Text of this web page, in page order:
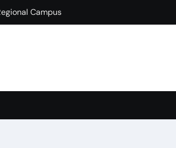
Guest Lecture
Commitment to a Drug-Free India